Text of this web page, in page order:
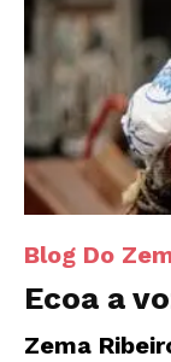
Blog Do
Ecoa a
Zema